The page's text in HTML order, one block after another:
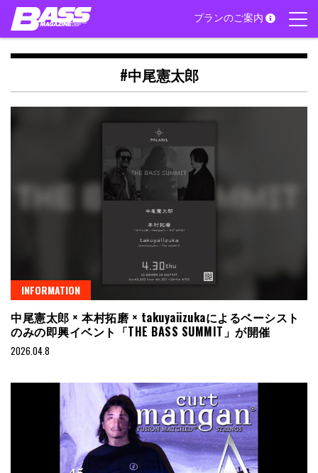
Skip
content
プランのご案内
#中尾憲太郎
INFORMATION
中尾憲太郎 × 本村拓磨 × takuyaiizukaによるベーシスト
のみの即興イベント「THE BASS SUMMIT」が開催
2026.04.8